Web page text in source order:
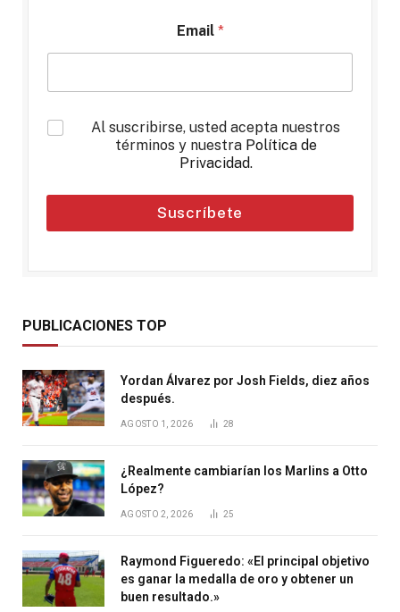
Email *
*
Al suscribirse, usted acepta nuestros
términos y nuestra Política de
Privacidad.
Suscríbete
PUBLICACIONES TOP
Yordan Álvarez por Josh Fields, diez años
después.
AGOSTO 1, 2026 28
¿Realmente cambiarían los Marlins a Otto
López?
AGOSTO 2, 2026 25
Raymond Figueredo: «El principal objetivo
es ganar la medalla de oro y obtener un
buen resultado.»